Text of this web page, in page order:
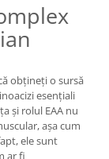
obțineți o sursă
esențiali
și rolul EAA nu
așa cum
ele sunt
ar fi